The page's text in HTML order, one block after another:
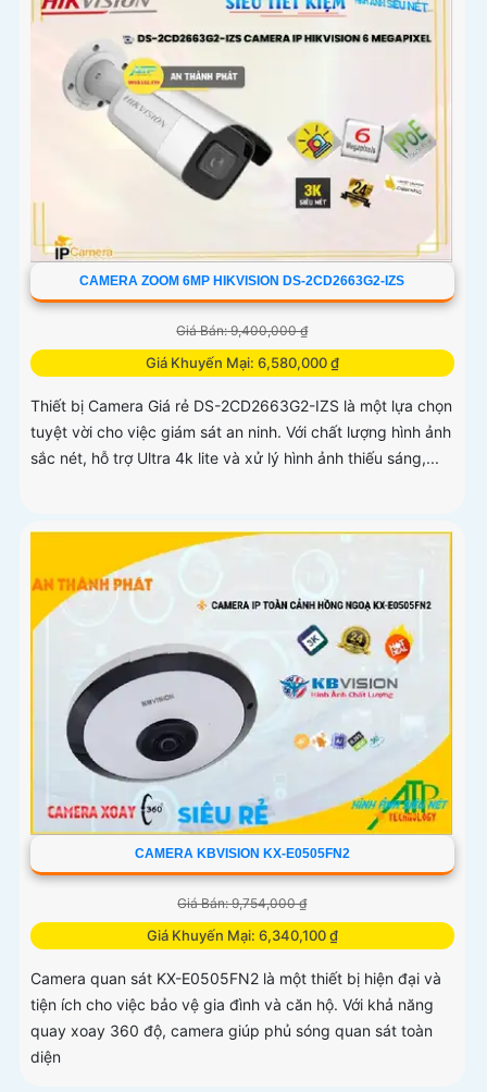
CAMERA ZOOM 6MP HIKVISION DS-2CD2663G2-IZS
Giá Bán: 9,400,000 ₫
Giá Khuyến Mại: 6,580,000 ₫
Thiết bị Camera Giá rẻ DS-2CD2663G2-IZS là một lựa chọn
tuyệt vời cho việc giám sát an ninh. Với chất lượng hình ảnh
sắc nét, hỗ trợ Ultra 4k lite và xử lý hình ảnh thiếu sáng,...
CAMERA KBVISION KX-E0505FN2
Giá Bán: 9,754,000 ₫
Giá Khuyến Mại: 6,340,100 ₫
Camera quan sát KX-E0505FN2 là một thiết bị hiện đại và
tiện ích cho việc bảo vệ gia đình và căn hộ. Với khả năng
quay xoay 360 độ, camera giúp phủ sóng quan sát toàn
diện